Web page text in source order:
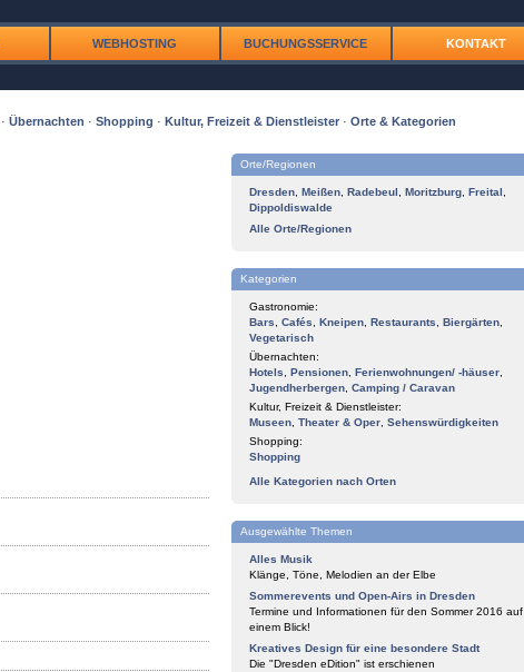
WEBHOSTING BUCHUNGSSERVICE KONTAKT
· Übernachten · Shopping · Kultur, Freizeit & Dienstleister · Orte & Kategorien
Orte/Regionen
Dresden Meißen Radebeul Moritzburg Freital
Dippoldiswalde
Alle Orte/Regionen
Kategorien
Gastronomie:
Bars
Cafés Kneipen Restaurants Biergärten
Vegetarisch
Übernachten:
Hotels
Pensionen Ferienwohnungen/ -häuser
Jugendherbergen Camping / Caravan
Kultur, Freizeit & Dienstleister:
Museen Theater & Oper Sehenswürdigkeiten
Shopping:
Shopping
Alle Kategorien nach Orten
Ausgewählte Themen
Alles Musik
Klänge, Töne, Melodien an der Elbe
Sommerevents und Open-Airs in Dresden
Termine und Informationen für den Sommer 2016 auf
einem Blick!
Kreatives Design für eine besondere Stadt
Die "Dresden eDition" ist erschienen